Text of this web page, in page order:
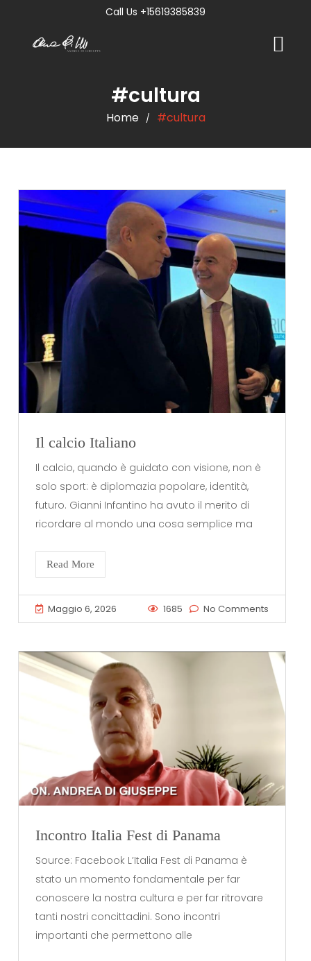
Call Us +15619385839
#cultura
Home / #cultura
Il calcio Italiano
Il calcio, quando è guidato con visione, non è
solo sport: è diplomazia popolare, identità,
futuro. Gianni Infantino ha avuto il merito di
ricordare al mondo una cosa semplice ma
Read More
Maggio 6, 2026 1685 No Comments
Incontro Italia Fest di Panama
Source: Facebook L’Italia Fest di Panama è
stato un momento fondamentale per far
conoscere la nostra cultura e per far ritrovare
tanti nostri concittadini. Sono incontri
importanti che permettono alle